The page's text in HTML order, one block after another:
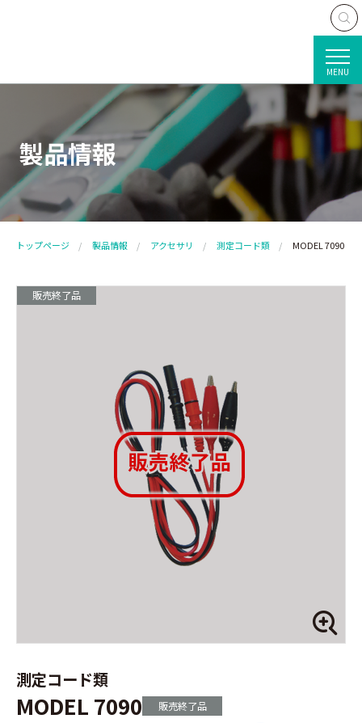
MENU
製品情報
トップページ 製品情報 アクセサリ 測定コード類 MODEL 7090
測定コード類
MODEL 7090 販売終了品